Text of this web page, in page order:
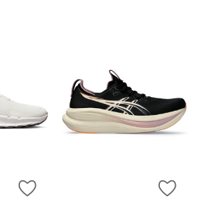
ZUR WUNSCHLISTE HINZUFÜGEN
ZUR